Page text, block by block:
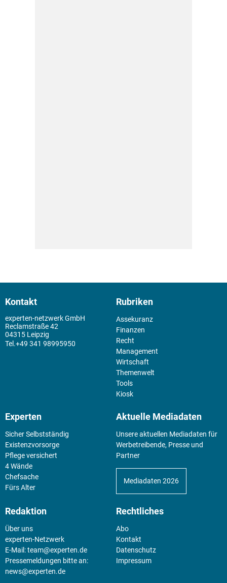
Kontakt
experten-netzwerk GmbH
Reclamstraße 42
04315 Leipzig
+49 341 98995950
Rubriken
Assekuranz
Finanzen
Recht
Management
Wirtschaft
Themenwelt
Tools
Kiosk
Experten
Sicher Selbstständig
Existenz­vorsorge
Pflege versichert
4 Wände
Chefsache
Fürs Alter
Aktuelle Mediadaten
Unsere aktuellen Mediadaten für
Werbetreibende, Presse und
Partner
Mediadaten 2026
Redaktion
Über uns
experten-Netzwerk
E-Mail:team@experten.de
Pressemeldungen bitte an:
news@experten.de
Rechtliches
Abo
Kontakt
Datenschutz
Impressum